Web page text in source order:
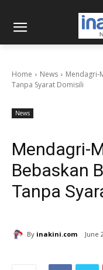
Home News
Mendagri-
Tanpa Syarat Domisili
News
Mendagri-
Bebaskan
Tanpa
By inakini.com June